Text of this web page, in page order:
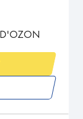
D'OZON